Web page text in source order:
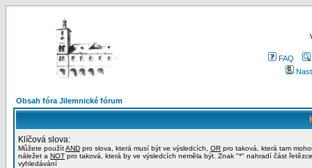
FAQ
Obsah fóra Jilemnické fórum
Klíčová slova:
Můžete použítAND pro slova, která musí být ve výsledcích, OR pro taková, která tam
náležet a NOT pro taková, která by ve výsledcích neměla být. Znak "*" nahradí část
vyhledávání